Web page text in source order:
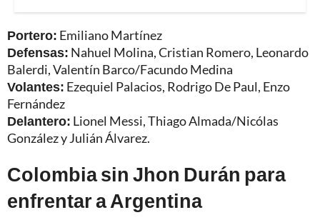
Portero: Emiliano Martínez
Defensas: Nahuel Molina, Cristian Romero, Leonardo
Balerdi, Valentín Barco/Facundo Medina
Volantes: Ezequiel Palacios, Rodrigo De Paul, Enzo
Fernández
Delantero: Lionel Messi, Thiago Almada/Nicólas
González y Julián Álvarez.
Colombia sin Jhon Durán para
enfrentar a Argentina